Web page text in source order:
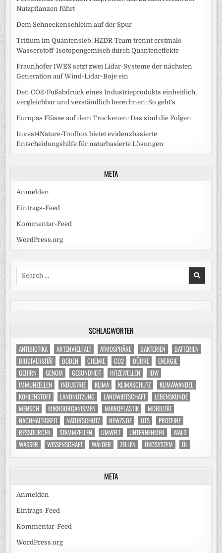
Nutzpflanzen führt
Dem Schneckenschleim auf der Spur
Tritium im Quantensieb: HZDR-Team trennt erstmals
Wasserstoff-Isotopengemisch durch Quanteneffekte
Fraunhofer IWES setzt zwei Lidar-Systeme der nächsten
Generation auf Wind-Lidar-Boje ein
Den CO2-Fußabdruck eines Industrieprodukts einheitlich,
vergleichbar und verständlich berechnen: So geht‘s
Europas Flüsse auf dem Trockenen: Das sind die Folgen
Invest4Nature-Toolbox bietet evidenzbasierte
Entscheidungshilfe für naturbasierte Lösungen
META
Anmelden
Eintrags-Feed
Kommentar-Feed
WordPress.org
SCHLAGWÖRTER
ANTIBIOTIKA ARTENVIELFALT ATMOSPHÄRE BAKTERIEN
BATTERIEN
BIODIVERSITÄT
BODEN CHEMIE CO2 DÜRRE
ENERGIE
GEHIRN
GENOM GESUNDHEIT HITZEWELLEN
IDW
IMMUNZELLEN
INDUSTRIE KLIMA KLIMASCHUTZ
KLIMAWANDEL
KOHLENSTOFF
LANDNUTZUNG LANDWIRTSCHAFT
LEBENSKUNDE
MENSCH
MIKROORGANISMEN MIKROPLASTIK
MOBILITÄT
NACHHALTIGKEIT
NATURSCHUTZ NEWZS.DE OTS
PROTEINE
RESSOURCEN
STAMMZELLEN UMWELT UNTERNEHMEN
WALD
WASSER
WISSENSCHAFT WÄLDER ZELLEN ÖKOSYSTEM ÖL
META
Anmelden
Eintrags-Feed
Kommentar-Feed
WordPress.org